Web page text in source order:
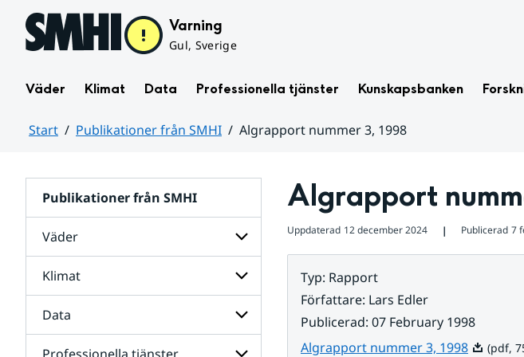
Hoppa till sidans innehåll Varning
Gul, Sverige
Väder Klimat Data Professionella tjänster Kunskapsbanken
Start Publikationer från SMHI
Algrapport nummer 3, 1998
Publikationer från SMHI
Väder
Undersidor
för
Väder
Klimat
Undersidor
för
Klimat
Data
Algrapport
Uppdaterad 12 december 2024 ❘ Publicerad 7
Typ: Rapport
Författare: Lars Edler
Publicerad: 07 February 1998
Algrapport nummer 3, 1998Pdf, 75.1
(pdf,